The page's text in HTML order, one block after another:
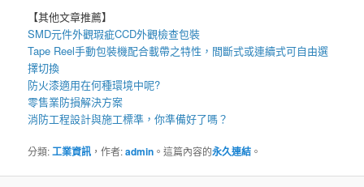
【其他文章推薦】
SMD元件外觀瑕疵CCD外觀檢查包裝
Tape Reel手動包裝機配合載帶之特性，間斷式或連續式可自由選
擇切換
防火漆適用在何種環境中呢?
零售業防損解決方案
消防工程設計與施工標準，你準備好了嗎？
分類:工業資訊 ，作者:admin 。這篇內容的永久連結 。